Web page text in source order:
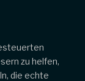
zu helfen,
die echte